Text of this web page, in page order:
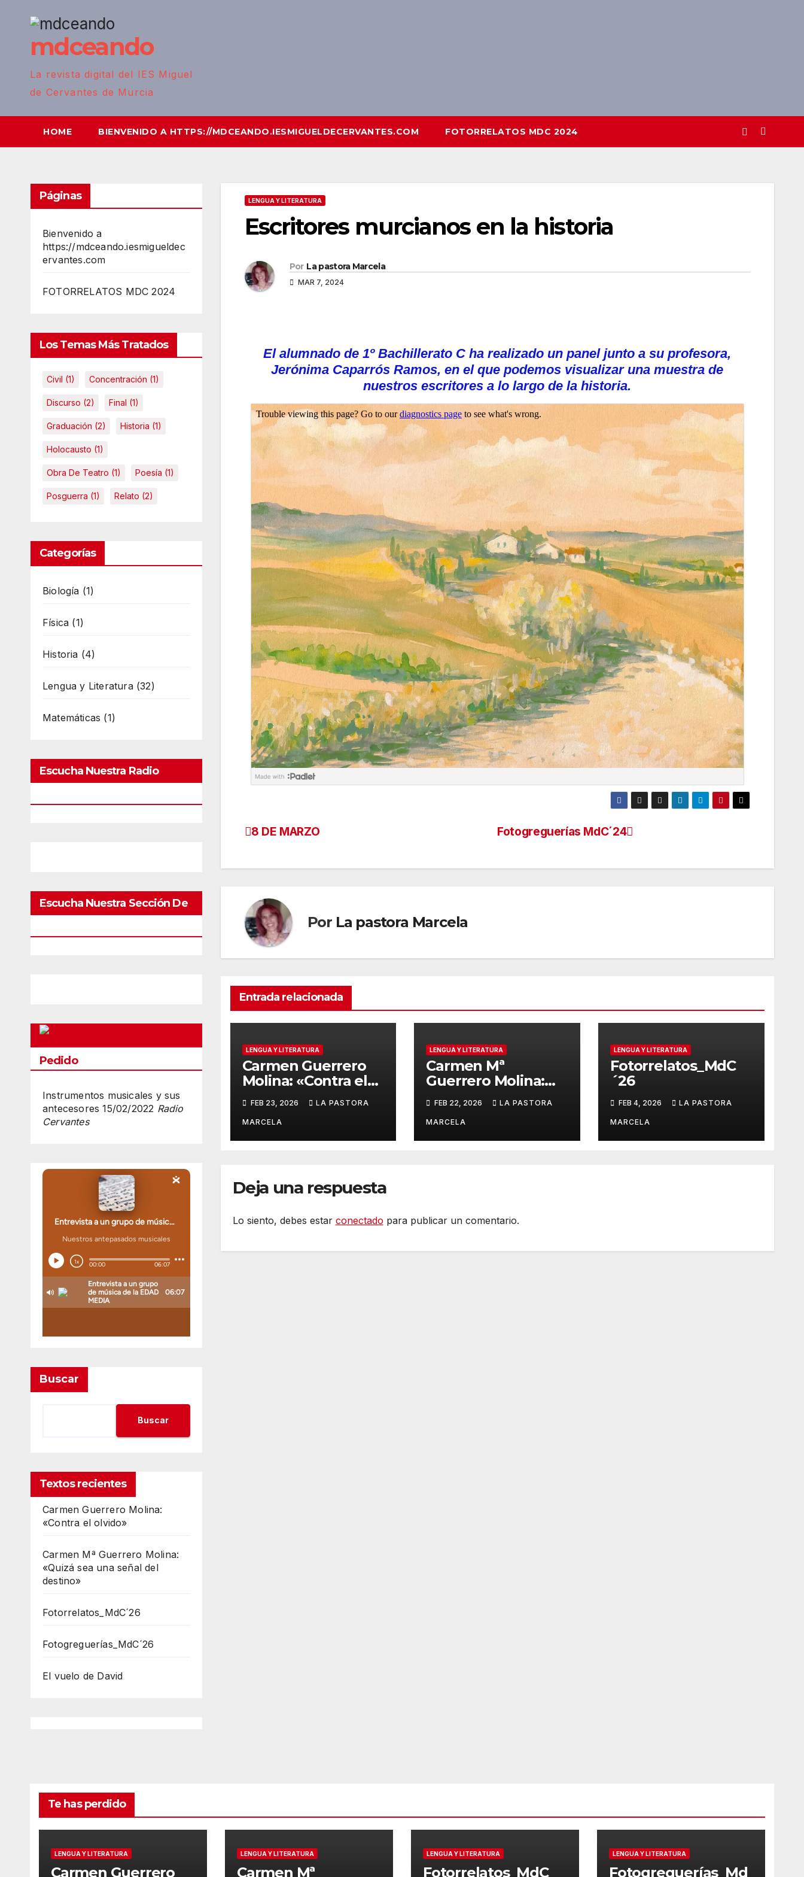
mdceando
La revista digital del IES Miguel
de Cervantes de Murcia
HOME BIENVENIDO A HTTPS://MDCEANDO.IESMIGUELDECERVANTES.COM FOTORRELATOS MDC 2024
Páginas
Bienvenido a
https://mdceando.iesmigueldec
ervantes.com
FOTORRELATOS MDC 2024
Los Temas Más Tratados
Civil (1) Concentración (1)
Discurso (2) Final (1)
Graduación (2) Historia (1)
Holocausto (1)
Obra De Teatro (1) Poesía (1)
Posguerra (1) Relato (2)
Categorías
Biología (1)
Física (1)
Historia (4)
Lengua y Literatura(32)
Matemáticas (1)
Escucha Nuestra Radio
Escucha Nuestra Sección De
Pedido
Instrumentos musicales y sus
antecesores 15/02/2022 Radio
Cervantes
Buscar
Buscar
Textos recientes
Carmen Guerrero Molina:
«Contra el olvido»
Carmen Mª Guerrero Molina:
«Quizá sea una señal del
destino»
Fotorrelatos_MdC´26
Fotogreguerías_MdC´26
El vuelo de David
LENGUA Y LITERATURA
Escritores murcianos en la historia
Por La pastora Marcela
MAR 7, 2024
El alumnado de 1º Bachillerato C ha realizado un panel junto a su profesora,
Jerónima Caparrós Ramos, en el que podemos visualizar una muestra de
nuestros escritores a lo largo de la historia.
Fotogreguerías MdC´24
8 DE MARZO
Por La pastora Marcela
Entrada relacionada
LENGUA Y LITERATURA
Carmen Guerrero
Molina: «Contra el
FEB 23, 2026 LA PASTORA
MARCELA
LENGUA Y LITERATURA
Carmen Mª
Guerrero Molina:
señal del destino»
FEB 22, 2026 LA PASTORA
MARCELA
LENGUA Y LITERATURA
Fotorrelatos_MdC
´26
FEB 4, 2026 LA PASTORA
MARCELA
Deja una respuesta
Lo siento, debes estar conectado para publicar un comentario.
Te has perdido
LENGUA Y LITERATURA
Carmen Guerrero
LENGUA Y LITERATURA
Carmen Mª
LENGUA Y LITERATURA
Fotorrelatos_MdC
LENGUA Y LITERATURA
Fotogreguerías_Md